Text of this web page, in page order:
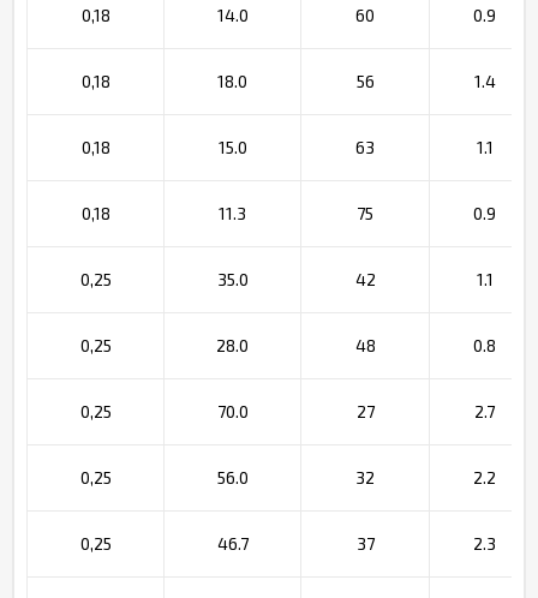
0,18 14.0 60 0.9
0,18 18.0 56 1.4
0,18 15.0 63 1.1
0,18 11.3 75 0.9
0,25 35.0 42 1.1
0,25 28.0 48 0.8
0,25 70.0 27 2.7
0,25 56.0 32 2.2
0,25 46.7 37 2.3